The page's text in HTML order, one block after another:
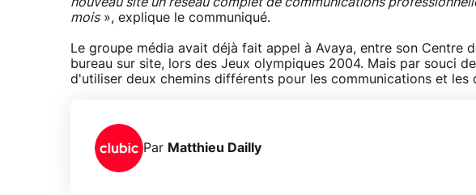
mois», explique le communiqué.
Le groupe média avait déjà fait appel à Avaya, entre son Centre
bureau sur site, lors des Jeux olympiques 2004. Mais par souci
d'utiliser deux chemins différents pour les communications et les
Par Matthieu Dailly